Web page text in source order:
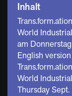
Inhalt
World
am
English version
World
Thursday